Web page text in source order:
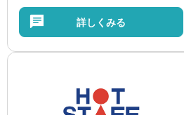
詳しくみる